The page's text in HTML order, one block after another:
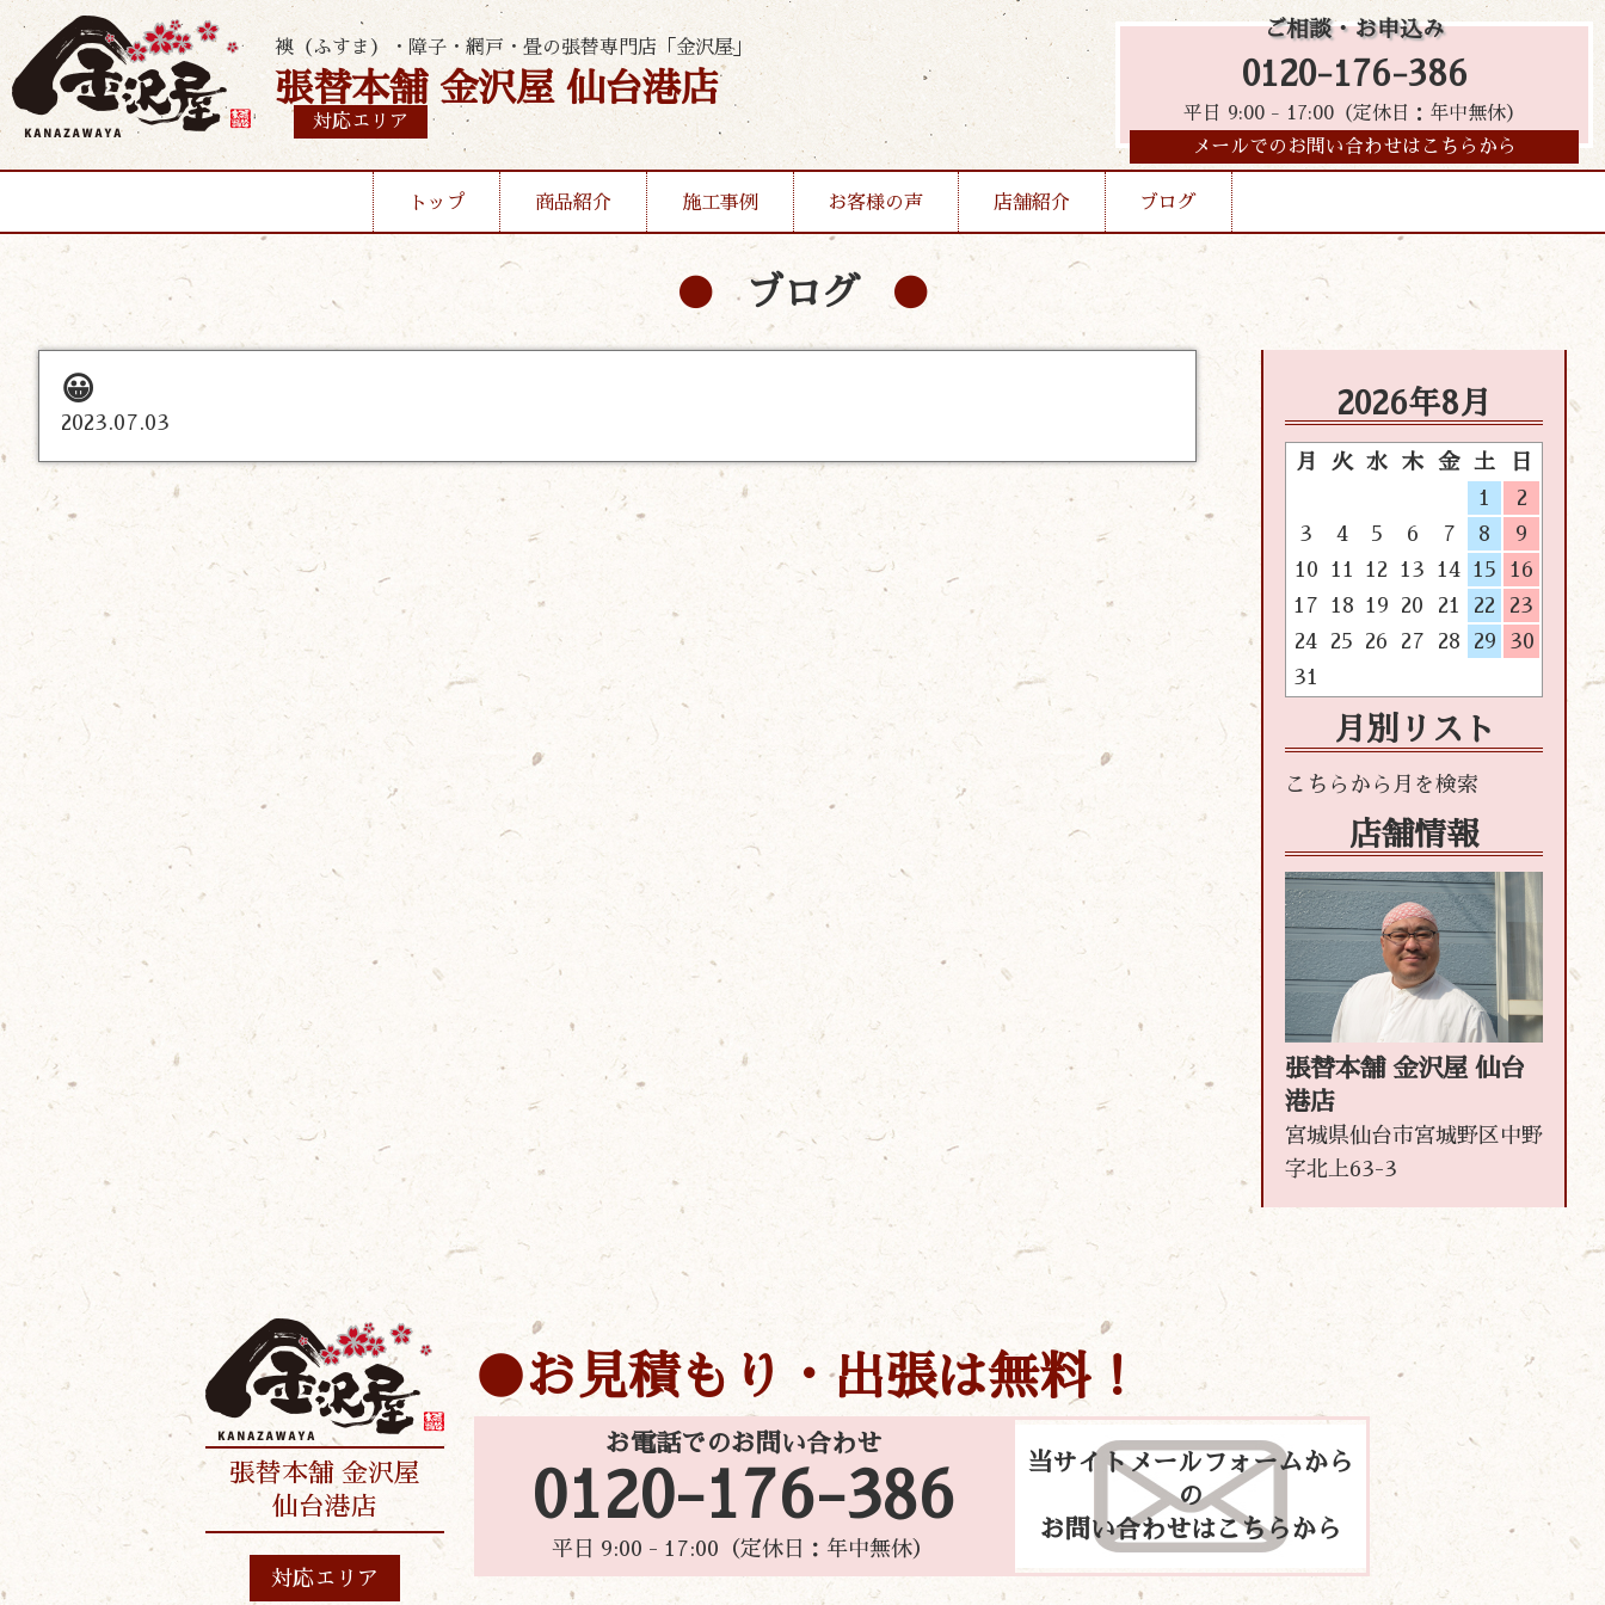
襖（ふすま）・障子・網戸・畳の張替専門店「金沢屋」
張替本舗 金沢屋 仙台港店
対応エリア
ご相談・お申込み
0120-176-386
平日 9:00 - 17:00（定休日：年中無休）
メールでのお問い合わせはこちらから
トップ 商品紹介 施工事例 お客様の声 店舗紹介 ブログ
ブログ
😀
2023.07.03
2026年8月
月 火 水 木 金 土
日
1
2
3
4 5 6 7 8
9
10
11 12 13 14 15
16
17
18 19 20 21 22
23
24
25 26 27 28 29
30
31
月別リスト
店舗情報
張替本舗 金沢屋 仙台
港店
宮城県仙台市宮城野区中野
字北上63-3
張替本舗 金沢屋
仙台港店
対応エリア
お見積もり・出張は無料！
お電話でのお問い合わせ
0120-176-386
平日 9:00 - 17:00（定休日：年中無休）
当サイトメールフォームから
の
お問い合わせはこちらから